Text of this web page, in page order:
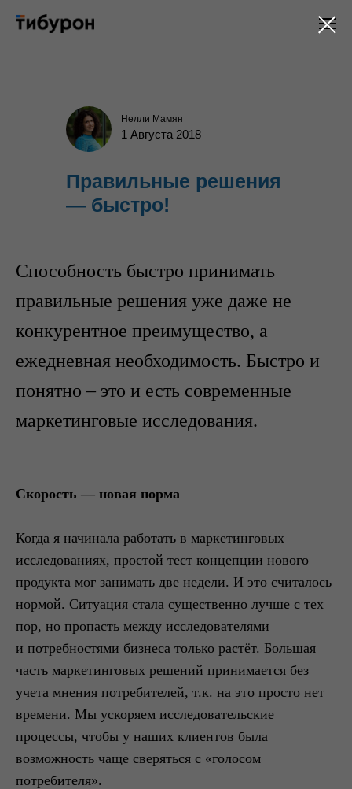
Нелли Мамян
1 Августа 2018
Правильные решения
— быстро!
Способность быстро принимать
правильные решения уже даже не
конкурентное преимущество, а
ежедневная необходимость. Быстро и
понятно ‒ это и есть современные
маркетинговые исследования.
Скорость — новая норма
Когда я начинала работать в маркетинговых
исследованиях, простой тест концепции нового
продукта мог занимать две недели. И это считалось
нормой. Ситуация стала существенно лучше с тех
пор, но пропасть между исследователями
и потребностями бизнеса только растёт. Большая
часть маркетинговых решений принимается без
учета мнения потребителей, т.к. на это просто нет
времени. Мы ускоряем исследовательские
процессы, чтобы у наших клиентов была
возможность чаще сверяться с «голосом
потребителя».